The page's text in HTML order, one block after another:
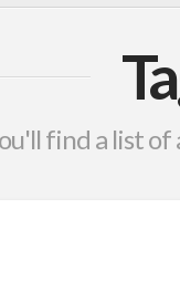
find a list of